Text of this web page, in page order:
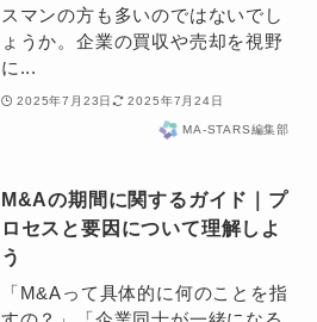
スマンの方も多いのではないでし
ょうか。企業の買収や売却を視野
に...
2025年7月23日 2025年7月24日
MA-STARS編集部
M&Aの期間に関するガイド｜プ
ロセスと要因について理解しよ
う
「M&Aって具体的に何のことを指